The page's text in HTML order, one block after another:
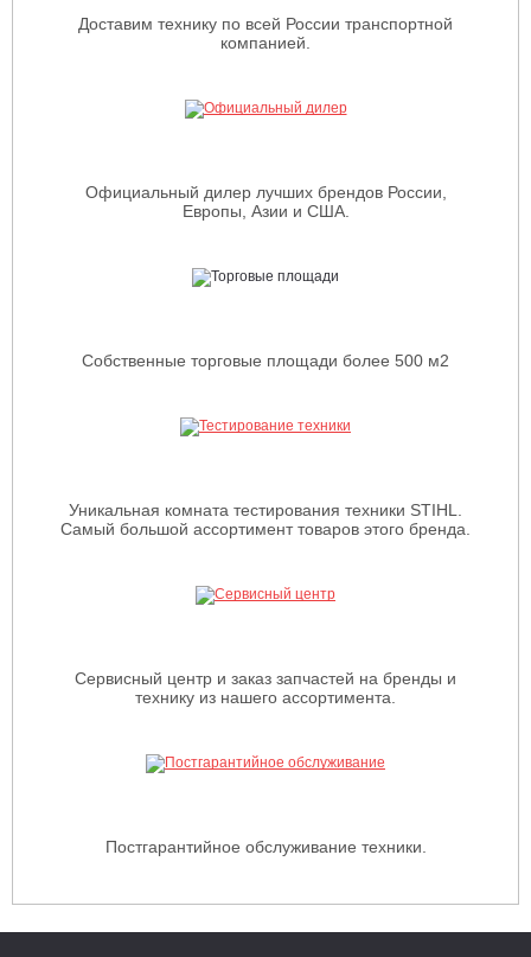
Доставим технику по всей России транспортной
компанией.
Официальный дилер лучших брендов России,
Европы, Азии и США.
Собственные торговые площади более 500 м2
Уникальная комната тестирования техники STIHL.
Самый большой ассортимент товаров этого бренда.
Сервисный центр и заказ запчастей на бренды и
технику из нашего ассортимента.
Постгарантийное обслуживание техники.